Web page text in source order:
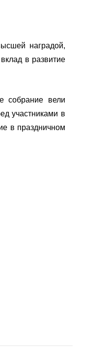
наградой,
в развитие
собрание вели
участниками в
в праздничном